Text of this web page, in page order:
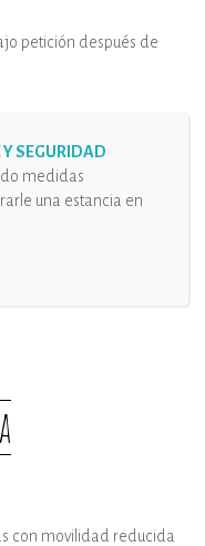
petición después de
SEGURIDAD
medidas
una estancia en
y de los
con movilidad reducida